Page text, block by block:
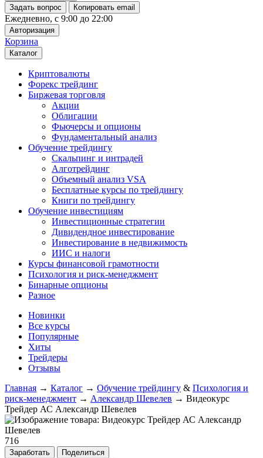
Задать вопрос
Копировать email
Ежедневно, с 9:00 до 22:00
Авторизация
Корзина
Каталог
Криптовалюты
Форекс трейдинг
Биржевая торговля
Акции
Облигации
Фьючерсы и опционы
Фундаментальный анализ
Обучение трейдингу
Скальпинг и интрадей
Алготрейдинг
Объемный анализ VSA
Бесплатные курсы по трейдингу
Книги по трейдингу
Обучение инвестициям
Инвестиционные стратегии
Дивидендное инвестирование
Инвестирование в недвижимость
ИИС и налоги
Курсы финансовой грамотности
Психология и риск-менеджмент
Бинарные опционы
Разное
Новинки
Все курсы
Популярные
Хиты
Трейдеры
Отзывы
Главная → Каталог → Обучение трейдингу & Психология и
риск-менеджмент → Александр Шевелев → Видеокурс
Трейдер АС Александр Шевелев
716
Заработать Поделиться